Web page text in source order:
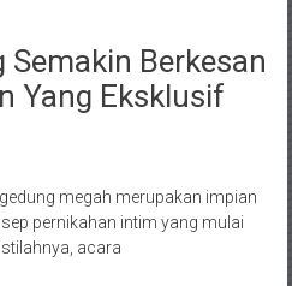
Berkesan
Yang Eksklusif
megah merupakan impian
pernikahan intim yang mulai
acara